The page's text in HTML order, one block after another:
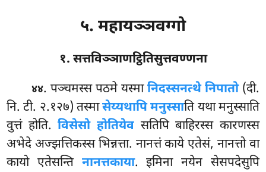
५. महायञ्ञवग्गो
१. सत्तविञ्ञाणट्ठितिसुत्तवण्णना
४४. पञ्चमस्सपठमे यस्मानिदस्सनत्थे निपातो(दी.
नि. टी. २.१२७) तस्मासेय्यथापि मनुस्साति यथा मनुस्साति
वुत्तं होति.विसेसो होतियेव सतिपि बाहिरस्स कारणस्स
अभेदे अज्झत्तिकस्स भिन्नत्ता. नानत्तं काये एतेसं, नानत्तो वा
कायो एतेसन्ति नानत्तकाया. इमिना नयेन सेसपदेसुपि